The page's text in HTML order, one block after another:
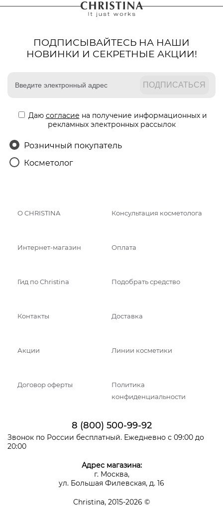
ПОДПИСЫВАЙТЕСЬ НА НАШИ
НОВИНКИ И СЕКРЕТНЫЕ АКЦИИ!
Даю согласие на получение информационных и
рекламных электронных рассылок
Розничный покупатель
Косметолог
О CHRISTINA Консультация косметолога
Интернет-магазин Оплата
Гид по Christina Подобрать средство
Контакты Доставка
Акции Линии косметики
Договор оферты
Политика
конфиденциальности
8 (800) 500-99-92
Звонок по России бесплатный. Ежедневно с 09:00 до
20:00
Адрес магазина:
г. Москва,
ул. Большая Филевская, д. 16
Christina, 2015-2026 ©